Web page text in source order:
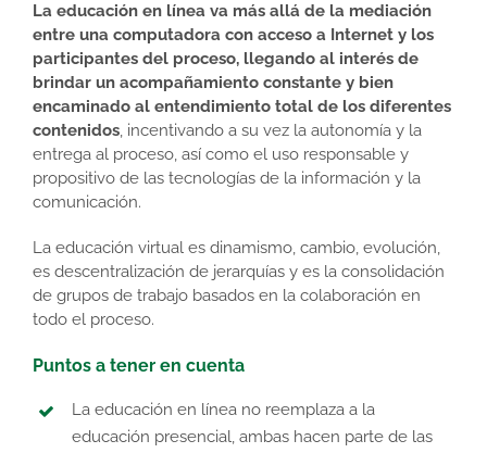
La educación en línea va más allá de la mediación
entre una computadora con acceso a Internet y los
participantes del proceso, llegando al interés de
brindar un acompañamiento constante y bien
encaminado al entendimiento total de los diferentes
contenidos, incentivando a su vez la autonomía y la
entrega al proceso, así como el uso responsable y
propositivo de las tecnologías de la información y la
comunicación.
La educación virtual es dinamismo, cambio, evolución,
es descentralización de jerarquías y es la consolidación
de grupos de trabajo basados en la colaboración en
todo el proceso.
Puntos a tener en cuenta
La educación en línea no reemplaza a la
educación presencial, ambas hacen parte de las